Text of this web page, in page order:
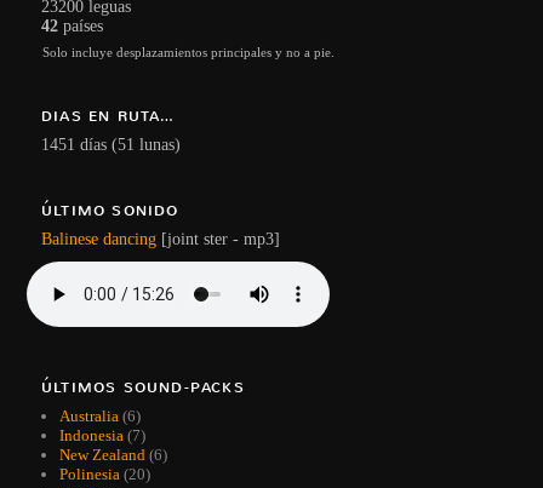
23200 leguas
42 países
Solo incluye desplazamientos principales y no a pie.
DIAS EN RUTA…
1451 días (51 lunas)
ÚLTIMO SONIDO
Balinese dancing [joint ster - mp3]
ÚLTIMOS SOUND-PACKS
Australia (6)
Indonesia (7)
New Zealand (6)
Polinesia (20)